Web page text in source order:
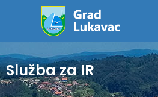
Služba za IR